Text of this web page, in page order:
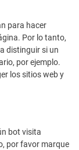
para hacer
Por lo tanto,
distinguir si un
por ejemplo.
los sitios web y
bot visita
por favor marque